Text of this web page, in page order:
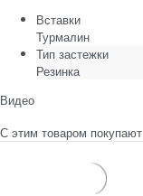
Вставки
Турмалин
Тип застежки
Резинка
Видео
С этим товаром покупают